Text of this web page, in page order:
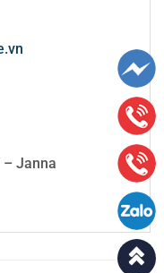
– Janna